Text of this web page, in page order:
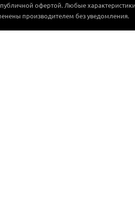
публичной офертой. Любые
производителем без уведомления.